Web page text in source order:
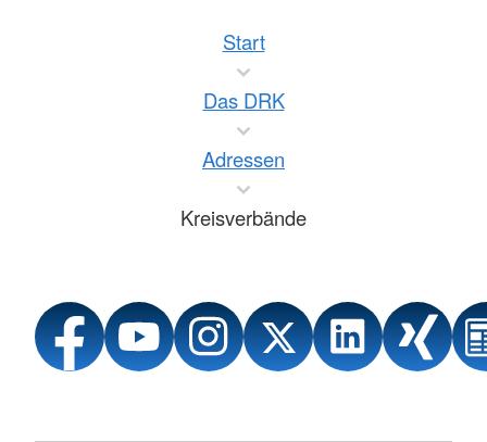
Start
Das DRK
Adressen
Kreisverbände